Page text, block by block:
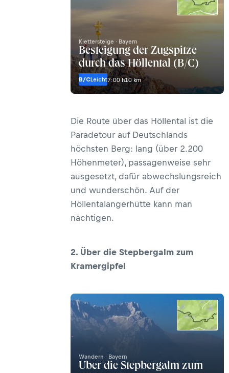
Klettersteige · Bayern
Besteigung der Zugspitze
durch das Höllental (B/C)
B/CLeicht7:00 h10 km
Die Route über das Höllental ist die
Paradetour auf Deutschlands
höchsten Berg: lang (über 2.200
Höhenmeter), passagenweise sehr
ausgesetzt, dafür abwechslungsreich
und wunderschön. Auf der
Höllentalangerhütte kann man
nächtigen.
2. Über die Stepbergalm zum
Kramergipfel
Wandern · Bayern
Über die Stepbergalm zum